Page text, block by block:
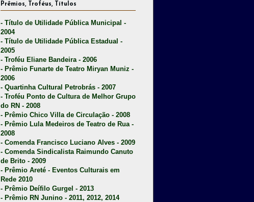
Prêmios, Troféus, Títulos
- Título de Utilidade Pública Municipal -
2004
- Título de Utilidade Pública Estadual -
2005
- Troféu Eliane Bandeira - 2006
- Prêmio Funarte de Teatro Miryan Muniz -
2006
- Quartinha Cultural Petrobrás - 2007
- Troféu Ponto de Cultura de Melhor Grupo
do RN - 2008
- Prêmio Chico Villa de Circulação - 2008
- Prêmio Lula Medeiros de Teatro de Rua -
2008
- Comenda Francisco Luciano Alves - 2009
- Comenda Sindicalista Raimundo Canuto
de Brito - 2009
- Prêmio Areté - Eventos Culturais em
Rede 2010
- Prêmio Deífilo Gurgel - 2013
- Prêmio RN Junino - 2011, 2012, 2014